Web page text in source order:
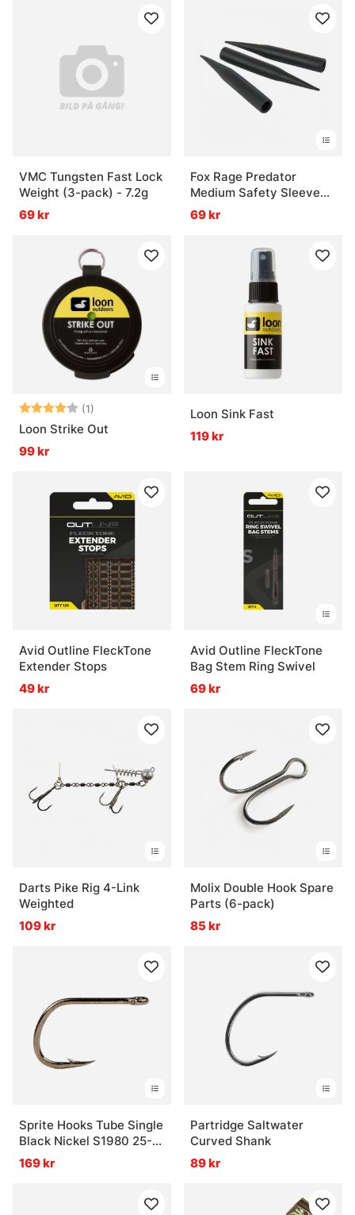
VMC Tungsten Fast Lock
Weight (3-pack) - 7.2g
69 kr
Fox Rage Predator
Medium Safety Sleeve
10-pack
69 kr
Betyg: (1)
4.0 utav 5 stjärnor
Loon Strike Out
99 kr
Loon Sink Fast
119 kr
Avid Outline FleckTone
Extender Stops
49 kr
Avid Outline FleckTone
Bag Stem Ring Swivel
69 kr
Darts Pike Rig 4-Link
Weighted
109 kr
Molix Double Hook Spare
Parts (6-pack)
85 kr
Sprite Hooks Tube Single
Black Nickel S1980 25-
pack
169 kr
Partridge Saltwater
Curved Shank
89 kr